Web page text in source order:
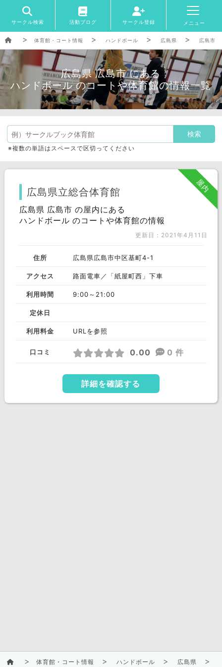
サークル検索 活動ブログ サークル登録 メニュー
体育館・コート情報 ハンドボール 広島県 広島市
広島県 広島市 にある
ハンドボール のコートや体育館の情報一覧
※複数の単語はスペースで区切ってください
屋内
広島県立総合体育館
広島県 広島市 の屋内にある
ハンドボール のコートや体育館の情報
更新日：2021年4月11日
住所 広島県広島市中区基町4-1
アクセス 路面電車／「紙屋町西」下車
利用時間 9:00～21:00
定休日
利用料金 URLを参照
口コミ 0.00 0 件
詳細を確認する
体育館・コート情報 ハンドボール 広島県